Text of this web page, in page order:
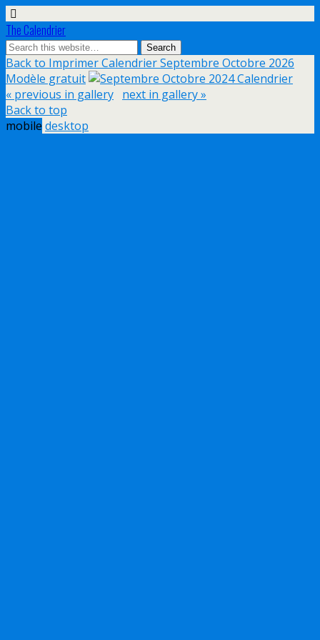
The Calendrier
Back to Imprimer Calendrier Septembre Octobre 2026
Modèle gratuit
« previous in gallery next in gallery »
Back to top
mobile desktop